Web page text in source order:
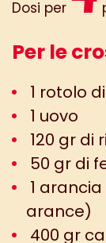
Dosi per
Per le
1 rotolo
1 uovo
120 gr di
50 gr di
1
arance)
400 gr